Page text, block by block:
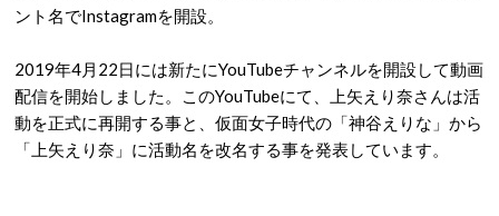
ント名でInstagramを開設。
2019年4月22日には新たにYouTubeチャンネルを開設して動画
配信を開始しました。このYouTubeにて、上矢えり奈さんは活
動を正式に再開する事と、仮面女子時代の「神谷えりな」から
「上矢えり奈」に活動名を改名する事を発表しています。